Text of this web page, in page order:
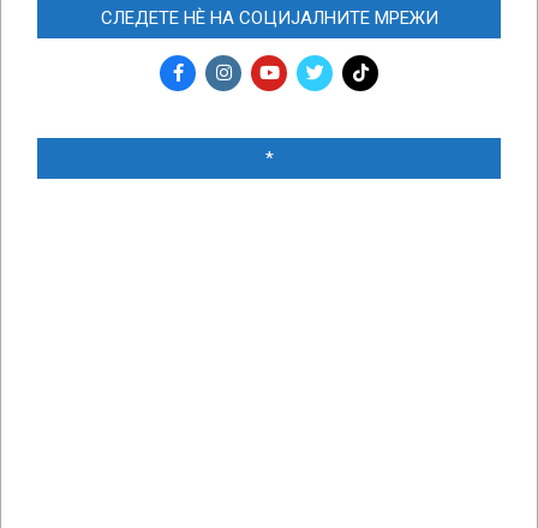
СЛЕДЕТЕ НЀ НА СОЦИЈАЛНИТЕ МРЕЖИ
*